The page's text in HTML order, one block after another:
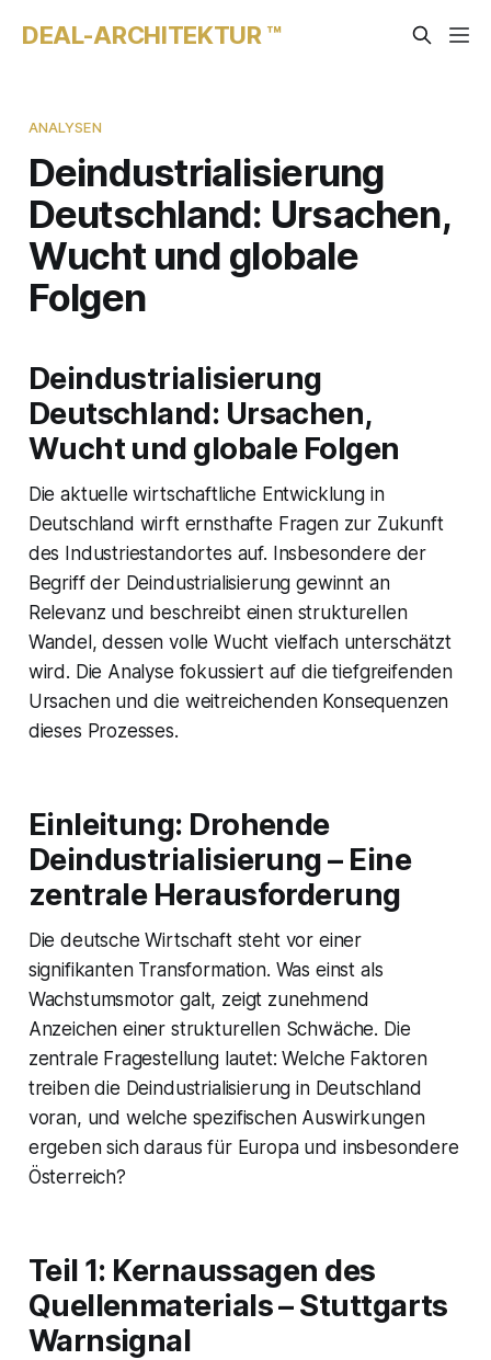
DEAL-ARCHITEKTUR ™
ANALYSEN
Deindustrialisierung
Deutschland: Ursachen,
Wucht und globale
Folgen
Deindustrialisierung
Deutschland: Ursachen,
Wucht und globale Folgen
Die aktuelle wirtschaftliche Entwicklung in
Deutschland wirft ernsthafte Fragen zur Zukunft
des Industriestandortes auf. Insbesondere der
Begriff der Deindustrialisierung gewinnt an
Relevanz und beschreibt einen strukturellen
Wandel, dessen volle Wucht vielfach unterschätzt
wird. Die Analyse fokussiert auf die tiefgreifenden
Ursachen und die weitreichenden Konsequenzen
dieses Prozesses.
Einleitung: Drohende
Deindustrialisierung – Eine
zentrale Herausforderung
Die deutsche Wirtschaft steht vor einer
signifikanten Transformation. Was einst als
Wachstumsmotor galt, zeigt zunehmend
Anzeichen einer strukturellen Schwäche. Die
zentrale Fragestellung lautet: Welche Faktoren
treiben die Deindustrialisierung in Deutschland
voran, und welche spezifischen Auswirkungen
ergeben sich daraus für Europa und insbesondere
Österreich?
Teil 1: Kernaussagen des
Quellenmaterials – Stuttgarts
Warnsignal